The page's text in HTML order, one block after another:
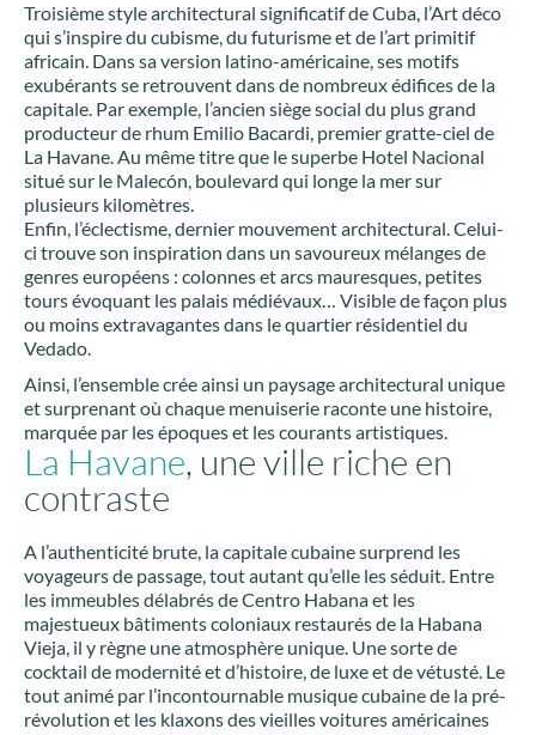
Troisième style architectural significatif de Cuba, l’Art déco
qui s’inspire du cubisme, du futurisme et de l’art primitif
africain. Dans sa version latino-américaine, ses motifs
exubérants se retrouvent dans de nombreux édifices de la
capitale. Par exemple, l’ancien siège social du plus grand
producteur de rhum Emilio Bacardi, premier gratte-ciel de
La Havane. Au même titre que le superbe Hotel Nacional
situé sur le Malecón, boulevard qui longe la mer sur
plusieurs kilomètres.
Enfin, l’éclectisme, dernier mouvement architectural. Celui-
ci trouve son inspiration dans un savoureux mélanges de
genres européens : colonnes et arcs mauresques, petites
tours évoquant les palais médiévaux… Visible de façon plus
ou moins extravagantes dans le quartier résidentiel du
Vedado.
Ainsi, l’ensemble crée ainsi un paysage architectural unique
et surprenant où chaque menuiserie raconte une histoire,
marquée par les époques et les courants artistiques.
La Havane, une ville riche en
contraste
A l’authenticité brute, la capitale cubaine surprend les
voyageurs de passage, tout autant qu’elle les séduit. Entre
les immeubles délabrés de Centro Habana et les
majestueux bâtiments coloniaux restaurés de la Habana
Vieja, il y règne une atmosphère unique. Une sorte de
cocktail de modernité et d’histoire, de luxe et de vétusté. Le
tout animé par l’incontournable musique cubaine de la pré-
révolution et les klaxons des vieilles voitures américaines